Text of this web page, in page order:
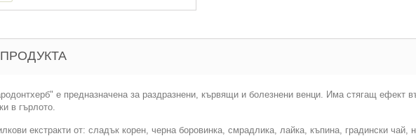
е предназначена за раздразнени, кървящи и болезнени венци. Има стягащ ефект
в гърлото.
екстракти от: сладък корен, черна боровинка, смрадлика, лайка, къпина, градински